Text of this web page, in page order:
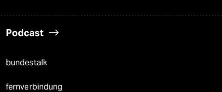
Podcast
bundestalk
fernverbindung